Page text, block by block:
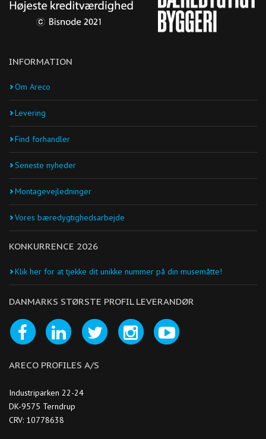
INFORMATION
Om Areco
Levering
Find forhandler
Seneste nyheder
Montagevejledninger
Vores bæredygtighedsarbejde
KONKURRENCE 2026
Klik her for at tjekke dit unikke nummer på din musemåtte!
DANMARKS STØRSTE PROFIL LEVERANDØR
ARECO PROFILES A/S
Industriparken 22-24
DK-9575 Terndrup
CRV: 10778638